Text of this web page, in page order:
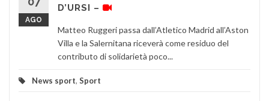
AGO
D’URSI –
Matteo Ruggeri passa dall’Atletico Madrid all’Aston
Villa e la Salernitana riceverà come residuo del
contributo di solidarietà poco...
News sport, Sport